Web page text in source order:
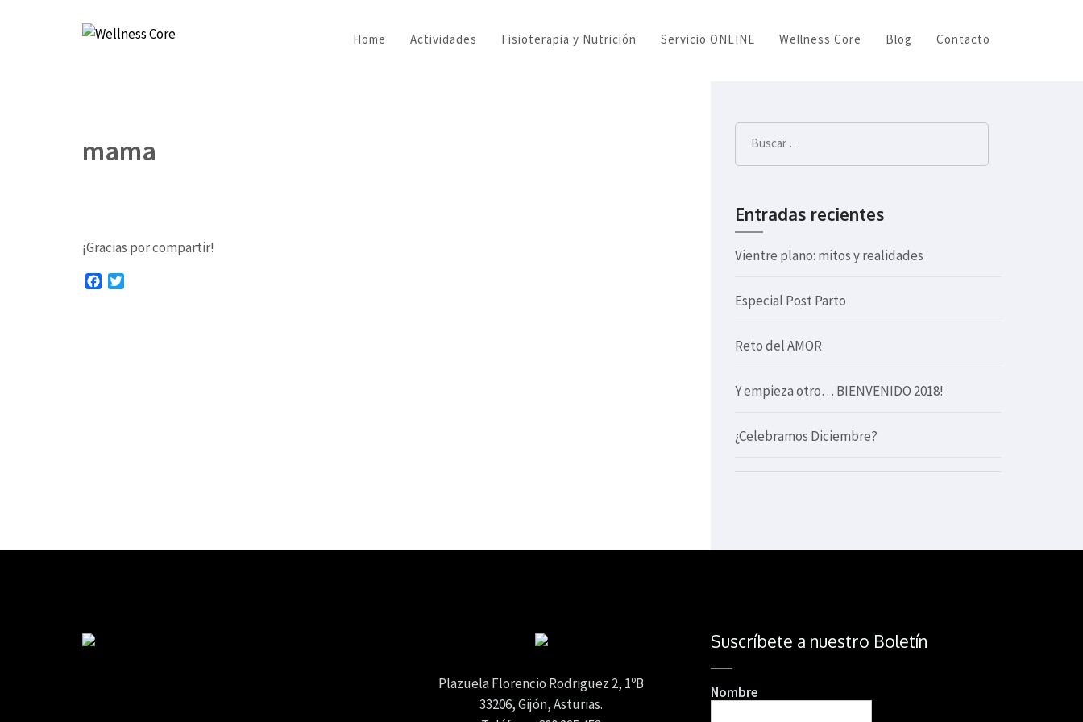
Home Actividades Fisioterapia y Nutrición Servicio ONLINE Wellness Core Blog Contacto
mama
¡Gracias por compartir!
Facebook
Buscar:
Entradas recientes
Vientre plano: mitos y realidades
Especial Post Parto
Reto del AMOR
Y empieza otro… BIENVENIDO 2018!
¿Celebramos Diciembre?
Plazuela Florencio Rodriguez 2, 1ºB
33206, Gijón, Asturias.
Suscríbete a nuestro Boletín
Nombre